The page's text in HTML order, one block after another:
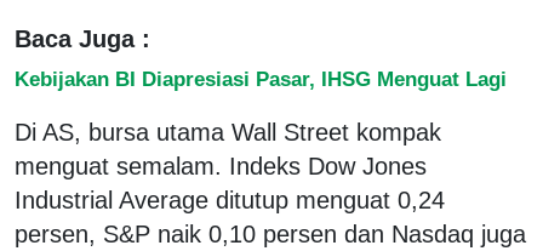
Baca Juga :
Kebijakan BI Diapresiasi Pasar, IHSG Menguat Lagi
Di AS, bursa utama Wall Street kompak
menguat semalam. Indeks Dow Jones
Industrial Average ditutup menguat 0,24
persen, S&P naik 0,10 persen dan Nasdaq juga